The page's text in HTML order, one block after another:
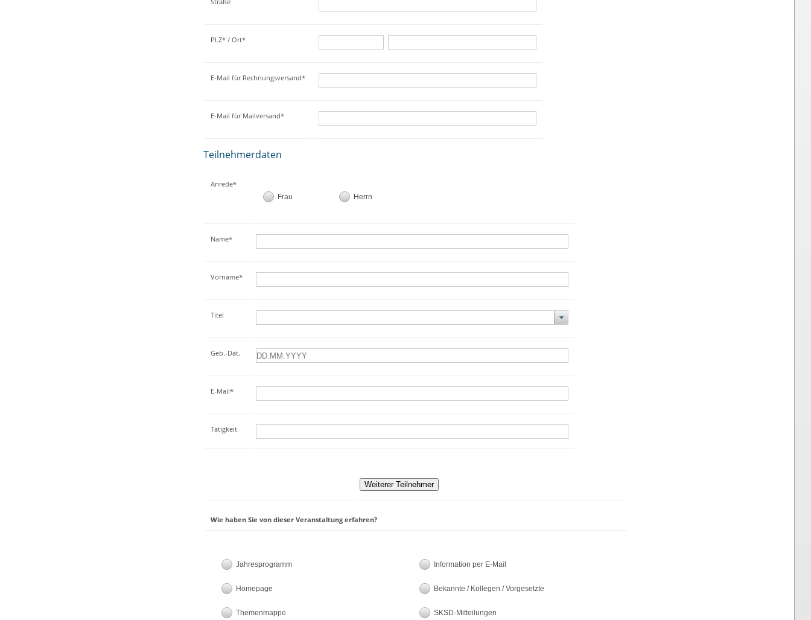
PLZ* / Ort*
E-Mail für Rechnungsversand*
E-Mail für Mailversand*
Teilnehmerdaten
Anrede*
Frau Herrn
Name*
Vorname*
Titel
Geb.-Dat.
E-Mail*
Tätigkeit
Wie haben Sie von dieser Veranstaltung erfahren?
Jahresprogramm Information per E-Mail
Homepage Bekannte / Kollegen / Vorgesetzte
Themenmappe SKSD-Mitteilungen